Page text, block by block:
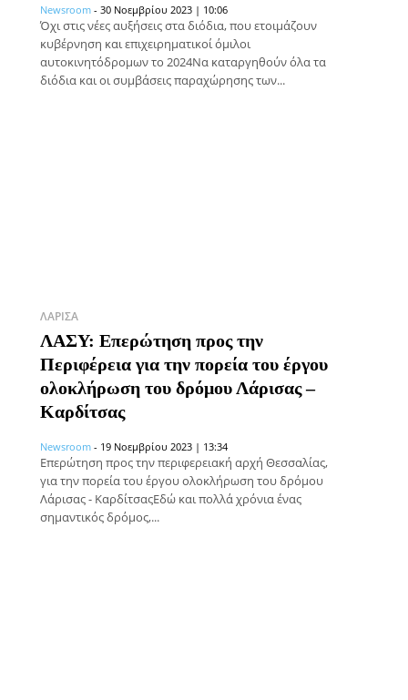
Newsroom - 30 Νοεμβρίου 2023 | 10:06
Όχι στις νέες αυξήσεις στα διόδια, που ετοιμάζουν
κυβέρνηση και επιχειρηματικοί όμιλοι
αυτοκινητόδρομων το 2024Να καταργηθούν όλα τα
διόδια και οι συμβάσεις παραχώρησης των...
ΛΆΡΙΣΑ
ΛΑΣΥ: Επερώτηση προς την
Περιφέρεια για την πορεία του έργου
ολοκλήρωση του δρόμου Λάρισας –
Καρδίτσας
Newsroom - 19 Νοεμβρίου 2023 | 13:34
Επερώτηση προς την περιφερειακή αρχή Θεσσαλίας,
για την πορεία του έργου ολοκλήρωση του δρόμου
Λάρισας - ΚαρδίτσαςΕδώ και πολλά χρόνια ένας
σημαντικός δρόμος,...